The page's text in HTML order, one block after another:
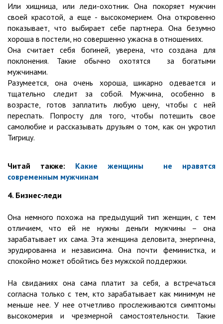
Или хищница, или леди-охотник. Она покоряет мужчин
своей красотой, а еще - высокомерием. Она откровенно
показывает, что выбирает себе партнера. Она безумно
хороша в постели, но совершенно ужасна в отношениях.
Она считает себя богиней, уверена, что создана для
поклонения. Такие обычно охотятся за богатыми
мужчинами.
Разумеется, она очень хороша, шикарно одевается и
тщательно следит за собой. Мужчина, особенно в
возрасте, готов заплатить любую цену, чтобы с ней
переспать. Попросту для того, чтобы потешить свое
самолюбие и рассказывать друзьям о том, как он укротил
Тигрицу.
Читай также: Какие женщины не нравятся
современным мужчинам
4. Бизнес-леди
Она немного похожа на предыдущий тип женщин, с тем
отличием, что ей не нужны деньги мужчины – она
зарабатывает их сама. Эта женщина деловита, энергична,
эрудированна и независима. Она почти феминистка, и
спокойно может обойтись без мужской поддержки.
На свиданиях она сама платит за себя, а встречаться
согласна только с тем, кто зарабатывает как минимум не
меньше нее. У нее отчетливо прослеживаются симптомы
высокомерия и чрезмерной самостоятельности. Такие